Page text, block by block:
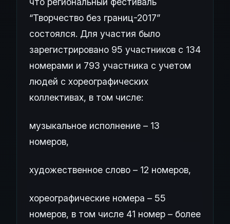
“Творчество без границ-2017”
состоялся. Для участия было
зарегистрировано 95 участников с 134
номерами и 793 участника с учетом
людей с хореографических
коллективах, в том числе:
музыкальное исполнение – 13
номеров,
художественное слово – 12 номеров,
хореографические номера – 55
номеров, в том числе 41 номер – более